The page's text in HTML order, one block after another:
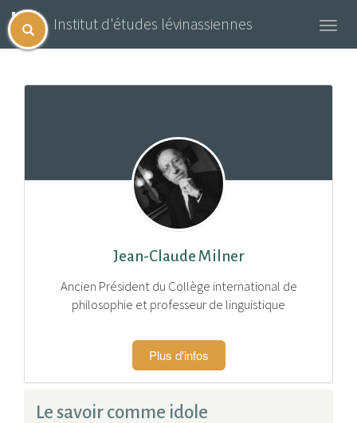
Institut d'études lévinassiennes
Jean-Claude Milner
Ancien Président du Collège international de
philosophie et professeur de linguistique
Plus d'infos
Le savoir comme idole